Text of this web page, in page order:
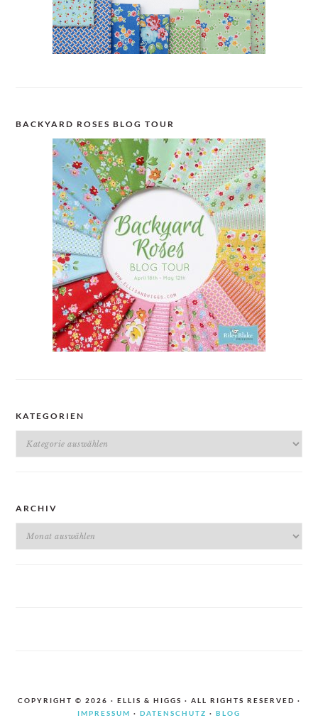
BACKYARD ROSES BLOG TOUR
KATEGORIEN
Kategorien
ARCHIV
Archiv
COPYRIGHT © 2026 · ELLIS & HIGGS · ALL RIGHTS RESERVED ·
IMPRESSUM · DATENSCHUTZ · BLOG